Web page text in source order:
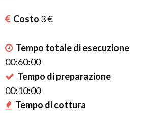
Costo 3 €
Tempo totale di esecuzione
00:60:00
Tempo di preparazione
00:10:00
Tempo di cottura